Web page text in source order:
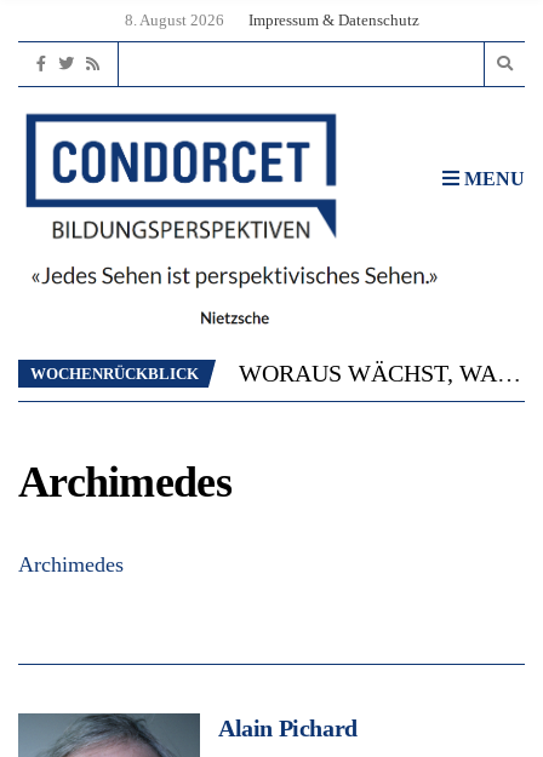
8. August 2026 Impressum & Datenschutz
MENU
WOCHENRÜCKBLICK
WORAUS WÄCHST, WAS KINDER TRÄGT
“WIR BEOBACHTEN EINEN REGELRECHTEN STURZFLUG BEI DEN LERNLEISTUNGEN”
Archimedes
Archimedes
Alain Pichard